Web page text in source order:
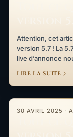
version
Attention, cet
version 5.7 ! La
live d’annonce
LIRE LA SUITE
30 AVRIL 2025 ·
Tout ce qu’il faut